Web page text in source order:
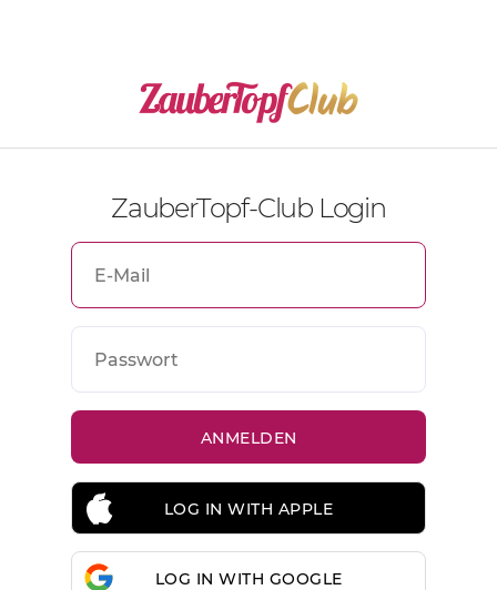
ZauberTopf-Club Login
LOG IN WITH APPLE
LOG IN WITH GOOGLE